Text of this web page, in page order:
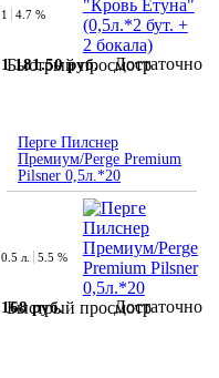
Быстрый просмотр
1 4.7 %
1 181.50 руб. Достаточно
Перге Пилснер
Премиум/Perge Premium
Pilsner 0,5л.*20
Быстрый просмотр
0.5 л. 5.5 %
168 руб. Достаточно